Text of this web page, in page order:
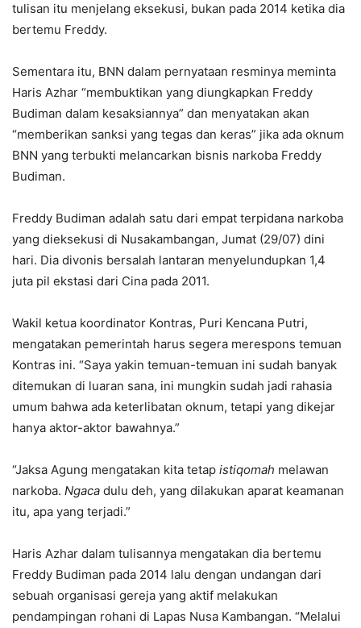
tulisan itu menjelang eksekusi, bukan pada 2014 ketika dia
bertemu Freddy.
Sementara itu, BNN dalam pernyataan resminya meminta
Haris Azhar “membuktikan yang diungkapkan Freddy
Budiman dalam kesaksiannya” dan menyatakan akan
“memberikan sanksi yang tegas dan keras” jika ada oknum
BNN yang terbukti melancarkan bisnis narkoba Freddy
Budiman.
Freddy Budiman adalah satu dari empat terpidana narkoba
yang dieksekusi di Nusakambangan, Jumat (29/07) dini
hari. Dia divonis bersalah lantaran menyelundupkan 1,4
juta pil ekstasi dari Cina pada 2011.
Wakil ketua koordinator Kontras, Puri Kencana Putri,
mengatakan pemerintah harus segera merespons temuan
Kontras ini. “Saya yakin temuan-temuan ini sudah banyak
ditemukan di luaran sana, ini mungkin sudah jadi rahasia
umum bahwa ada keterlibatan oknum, tetapi yang dikejar
hanya aktor-aktor bawahnya.”
“Jaksa Agung mengatakan kita tetap istiqomah melawan
narkoba. Ngaca dulu deh, yang dilakukan aparat keamanan
itu, apa yang terjadi.”
Haris Azhar dalam tulisannya mengatakan dia bertemu
Freddy Budiman pada 2014 lalu dengan undangan dari
sebuah organisasi gereja yang aktif melakukan
pendampingan rohani di Lapas Nusa Kambangan. “Melalui